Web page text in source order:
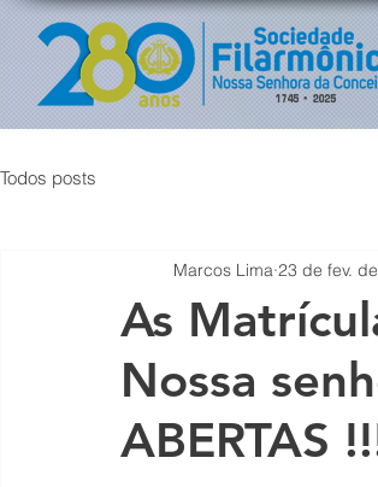
Todos posts
As
Nossa
ABERTAS
Marcos Lima 23 de fev.